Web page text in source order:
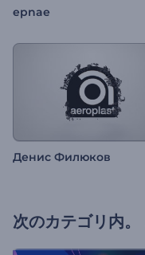
epnae
Денис Филюков
次のカテゴリ内。